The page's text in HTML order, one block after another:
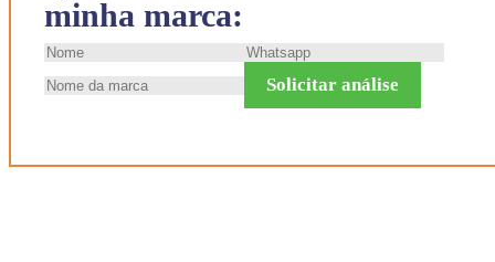
minha marca:
Solicitar análise